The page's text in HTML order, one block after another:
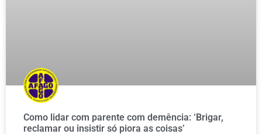
Como lidar com parente com demência: ‘Brigar,
reclamar ou insistir só piora as coisas’